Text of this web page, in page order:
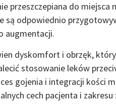
przeszczepiana do miejsca
są odpowiednio
augmentacji.
dyskomfort i obrzęk,
stosowanie leków
gojenia i integracji kości
cech pacjenta i zakresu